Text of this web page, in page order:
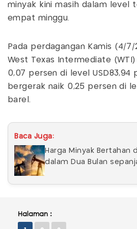
minyak kini masih dalam level
empat minggu.
Pada perdagangan Kamis (4/
West Texas Intermediate
0,07 persen di level USD83,94
bergerak naik 0,25 persen di
barel.
Baca Juga:
Harga Minyak Bertahan
dalam Dua Bulan
Halaman :